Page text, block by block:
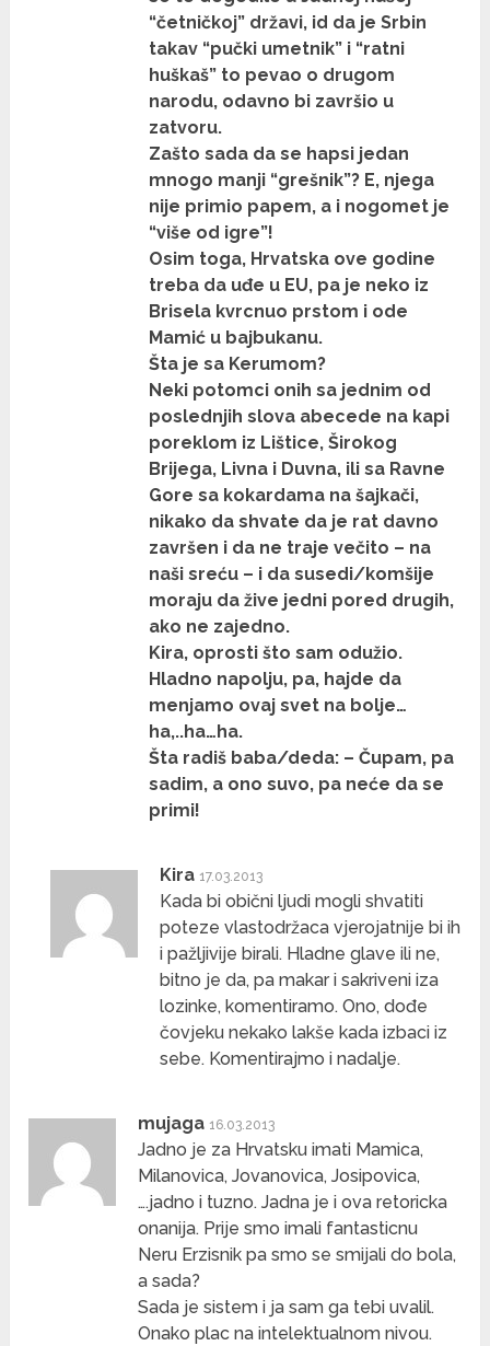
“četničkoj” državi, id da je Srbin
takav “pučki umetnik” i “ratni
huškaš” to pevao o drugom
narodu, odavno bi završio u
zatvoru.
Zašto sada da se hapsi jedan
mnogo manji “grešnik”? E, njega
nije primio papem, a i nogomet je
“više od igre”!
Osim toga, Hrvatska ove godine
treba da uđe u EU, pa je neko iz
Brisela kvrcnuo prstom i ode
Mamić u bajbukanu.
Šta je sa Kerumom?
Neki potomci onih sa jednim od
poslednjih slova abecede na kapi
poreklom iz Lištice, Širokog
Brijega, Livna i Duvna, ili sa Ravne
Gore sa kokardama na šajkači,
nikako da shvate da je rat davno
završen i da ne traje večito – na
naši sreću – i da susedi/komšije
moraju da žive jedni pored drugih,
ako ne zajedno.
Kira, oprosti što sam odužio.
Hladno napolju, pa, hajde da
menjamo ovaj svet na bolje…
ha,..ha…ha.
Šta radiš baba/deda: – Čupam, pa
sadim, a ono suvo, pa neće da se
primi!
Kira 17.03.2013
Kada bi obični ljudi mogli shvatiti
poteze vlastodržaca vjerojatnije bi ih
i pažljivije birali. Hladne glave ili ne,
bitno je da, pa makar i sakriveni iza
lozinke, komentiramo. Ono, dođe
čovjeku nekako lakše kada izbaci iz
sebe. Komentirajmo i nadalje.
mujaga 16.03.2013
Jadno je za Hrvatsku imati Mamica,
Milanovica, Jovanovica, Josipovica,
….jadno i tuzno. Jadna je i ova retoricka
onanija. Prije smo imali fantasticnu
Neru Erzisnik pa smo se smijali do bola,
a sada?
Sada je sistem i ja sam ga tebi uvalil.
Onako plac na intelektualnom nivou.